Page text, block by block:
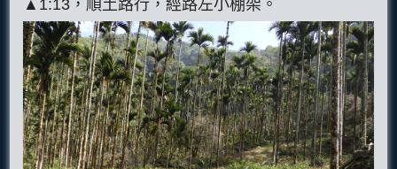
▲1:13，順土路行，經路左小棚架。